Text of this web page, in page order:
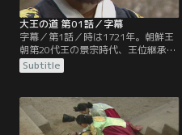
大王の道 第01話／字幕
字幕／第1話／時は1721年。朝鮮王
朝第20代王の景宗時代、王位継承問
題による辛壬士禍が起こった。その
事件後、英祖が王位を引き継ぎ21代
たことで彼の人生は変わってしまい
一生消えない傷を残すことになっ
た。
Subtitle